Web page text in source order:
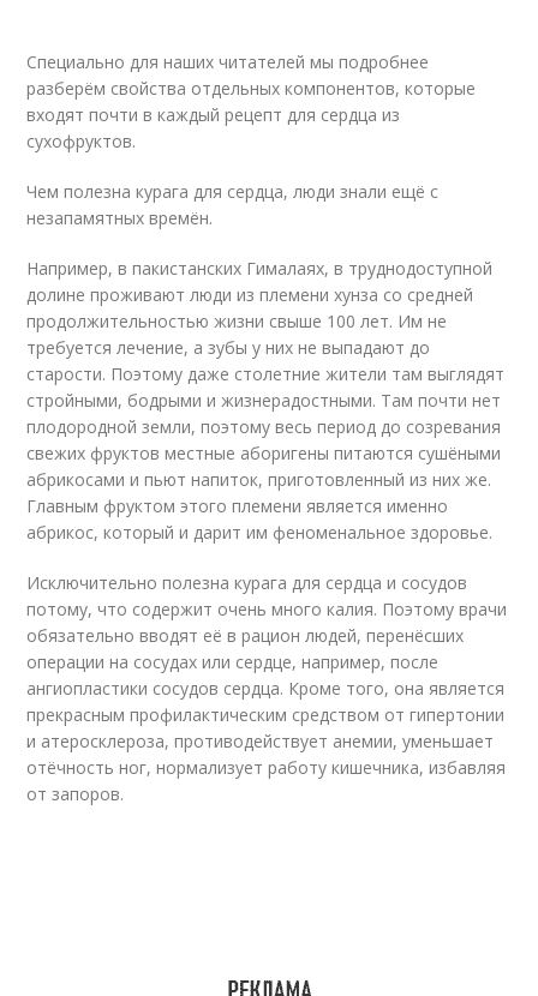
Специально для наших читателей мы подробнее
разберём свойства отдельных компонентов, которые
входят почти в каждый рецепт для сердца из
сухофруктов.
Чем полезна курага для сердца, люди знали ещё с
незапамятных времён.
Например, в пакистанских Гималаях, в труднодоступной
долине проживают люди из племени хунза со средней
продолжительностью жизни свыше 100 лет. Им не
требуется лечение, а зубы у них не выпадают до
старости. Поэтому даже столетние жители там выглядят
стройными, бодрыми и жизнерадостными. Там почти нет
плодородной земли, поэтому весь период до созревания
свежих фруктов местные аборигены питаются сушёными
абрикосами и пьют напиток, приготовленный из них же.
Главным фруктом этого племени является именно
абрикос, который и дарит им феноменальное здоровье.
Исключительно полезна курага для сердца и сосудов
потому, что содержит очень много калия. Поэтому врачи
обязательно вводят её в рацион людей, перенёсших
операции на сосудах или сердце, например, после
ангиопластики сосудов сердца. Кроме того, она является
прекрасным профилактическим средством от гипертонии
и атеросклероза, противодействует анемии, уменьшает
отёчность ног, нормализует работу кишечника, избавляя
от запоров.